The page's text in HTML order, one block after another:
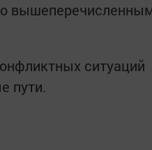
ситуаций
пути.